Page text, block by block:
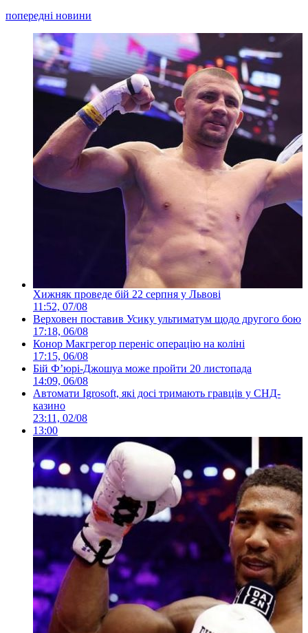
попередні новини
Хижняк проведе бій 22 серпня у Львові
11:52, 07/08
Верховен поставив Усику ультиматум щодо другого бою
17:18, 06/08
Конор Макгрегор переніс операцію на коліні
17:15, 06/08
Бій Ф’юрі-Джошуа може пройти 20 листопада
14:09, 06/08
Автомати Igrosoft, які досі тримають гравців у СНД-
казино
23:11, 02/08
13:00